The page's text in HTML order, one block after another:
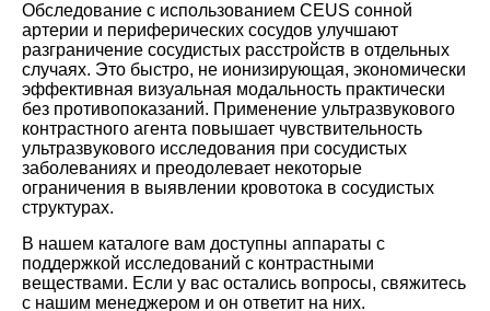
Обследование с использованием CEUS сонной
артерии и периферических сосудов улучшают
разграничение сосудистых расстройств в отдельных
случаях. Это быстро, не ионизирующая, экономически
эффективная визуальная модальность практически
без противопоказаний. Применение ультразвукового
контрастного агента повышает чувствительность
ультразвукового исследования при сосудистых
заболеваниях и преодолевает некоторые
ограничения в выявлении кровотока в сосудистых
структурах.
В нашем каталоге вам доступны аппараты с
поддержкой исследований с контрастными
веществами. Если у вас остались вопросы, свяжитесь
с нашим менеджером и он ответит на них.